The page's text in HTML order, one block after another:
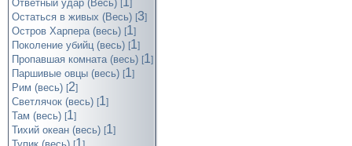
Ответный удар (Весь) [ ]
Остаться в живых (Весь) [3]
Остров Харпера (весь) [1]
Поколение убийц (весь) [1]
Пропавшая комната (весь) [1]
Паршивые овцы (весь) [1]
Рим (весь) [2]
Светлячок (весь) [1]
Там (весь) [1]
Тихий океан (весь) [1]
1